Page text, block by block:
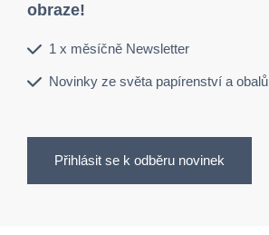
obraze!
1 x měsíčně Newsletter
Novinky ze světa papírenství a obalů
Přihlásit se k odběru novinek